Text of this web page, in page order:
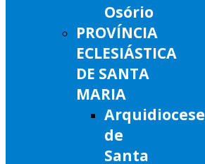
Osório
PROVÍNCIA
ECLESIÁSTICA
DE SANTA
MARIA
Arquidiocese
de
Santa